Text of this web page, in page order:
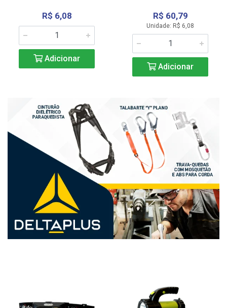
R$ 6,08
Adicionar
R$ 60,79
Unidade: R$ 6,08
Adicionar